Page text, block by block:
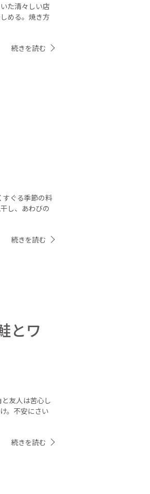
た清々しい店
める。焼き方
続きを読む
すぐる季節の料
し、あわびの
続きを読む
とワ
友人は苦心し
。不安にさい
続きを読む